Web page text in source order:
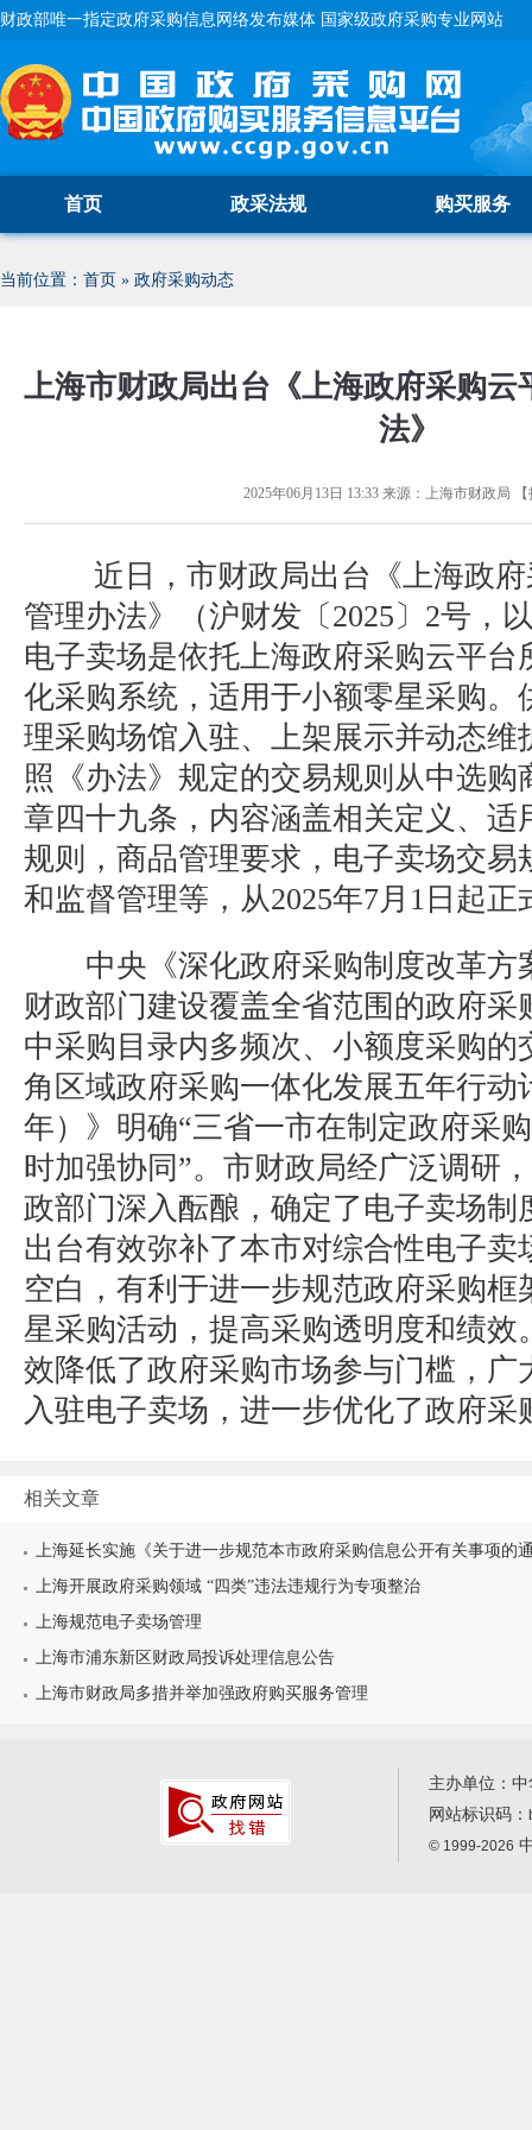
财政部唯一指定政府采购信息网络发布媒体 国家级政府采购专业网站
首页 政采法规 购买服务
当前位置： 首页 » 政府采购动态
上海市财政局出台《上海政府采购云
法》
2025年06月13日 13:33来源： 上海市财政局 【
近日，市财政局出台《上海政
管理办法》（沪财发 〔2025〕2号，以
电子卖场是依托上海政府采购云平台
化采购系统 ，适用于小额零星采购。
理采购场馆入驻、上架展示并动态维
照 《办法》 规定的交易规则 从中选购
章四十九条，内容涵盖相关定义、适
规则，商品管理要求，电子卖场交易
和监督管理等， 从2025年7月1日起正
中央《深化政府采购制度改革方
财政部门建设覆盖全省范围的政府采
中采购目录内多频次、小额度采购的
角区域政府采购一体化发展五年行动
年）》明确“三省一市在制定政府采
时加强协同”。市财政局经广泛调研
政部门深入酝酿，确定了电子卖场制
出台有效弥补了本市对综合性电子卖
空白，有利于进一步规范政府采购框
星采购活动，提高采购透明度和绩效
效降低了政府采购市场参与门槛，广
入驻电子卖场，进一步优化了政府采
相关文章
上海延长实施《关于进一步规范本市政府采购信息公开有关事项的
上海开展政府采购领域 “四类”违法违规行为专项整治
上海规范电子卖场管理
上海市浦东新区财政局投诉处理信息公告
上海市财政局多措并举加强政府购买服务管理
主办单位：
网站标识码：
© 1999-2026